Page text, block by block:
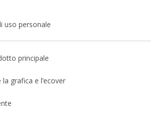
uso personale
principale
grafica e l’ecover